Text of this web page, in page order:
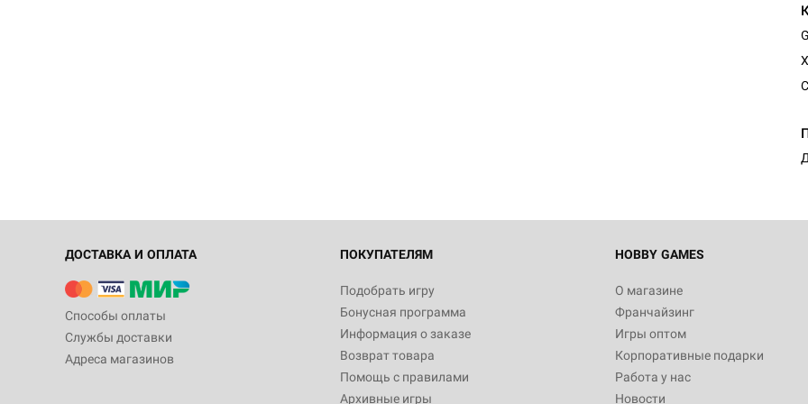
ДОСТАВКА И ОПЛАТА
Способы оплаты
Службы доставки
Адреса магазинов
ПОКУПАТЕЛЯМ
Подобрать игру
Бонусная программа
Информация о заказе
Возврат товара
Помощь с правилами
Архивные игры
HOBBY GAMES
О магазине
Франчайзинг
Игры оптом
Корпоративные подарки
Работа у нас
Новости